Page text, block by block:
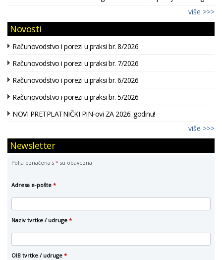
više >>>
Novosti
Računovodstvo i porezi u praksi br. 8/2026
Računovodstvo i porezi u praksi br. 7/2026
Računovodstvo i porezi u praksi br. 6/2026
Računovodstvo i porezi u praksi br. 5/2026
NOVI PRETPLATNIČKI PIN-ovi ZA 2026. godinu!
više >>>
Newsletter
Polja označena s * su obavezna
Adresa e-pošte *
Naziv tvrtke / udruge *
OIB tvrtke / udruge *